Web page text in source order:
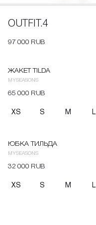
OUTFIT.4
97 000 RUB
ЖАКЕТ TILDA
MYSEASONS
65 000 RUB
XS S M L
ЮБКА ТИЛЬДА
MYSEASONS
32 000 RUB
XS S M L